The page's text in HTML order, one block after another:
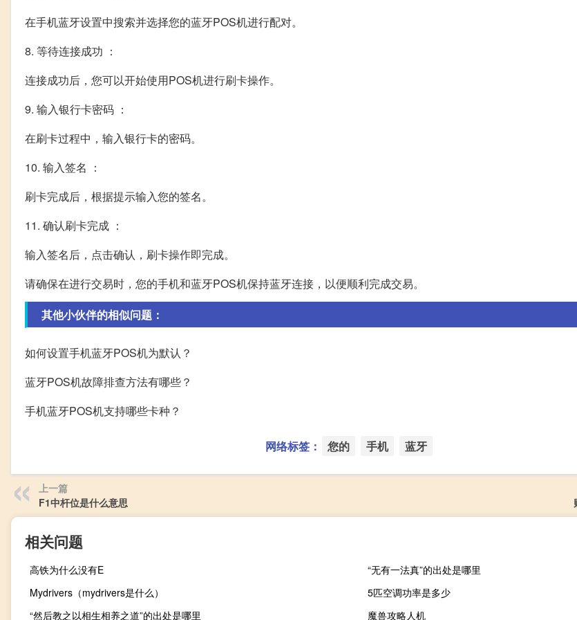
在手机蓝牙设置中搜索并选择您的蓝牙POS机进行配对。
8. 等待连接成功 ：
连接成功后，您可以开始使用POS机进行刷卡操作。
9. 输入银行卡密码 ：
在刷卡过程中，输入银行卡的密码。
10. 输入签名 ：
刷卡完成后，根据提示输入您的签名。
11. 确认刷卡完成 ：
输入签名后，点击确认，刷卡操作即完成。
请确保在进行交易时，您的手机和蓝牙POS机保持蓝牙连接，以便顺利完成交易。
其他小伙伴的相似问题：
如何设置手机蓝牙POS机为默认？
蓝牙POS机故障排查方法有哪些？
手机蓝牙POS机支持哪些卡种？
网络标签： 您的 手机 蓝牙
上一篇
F1中杆位是什么意思
相关问题
高铁为什么没有E
“无有一法真”的出处是哪里
Mydrivers（mydrivers是什么）
5匹空调功率是多少
“然后教之以相生相养之道”的出处是哪里
魔兽攻略人机